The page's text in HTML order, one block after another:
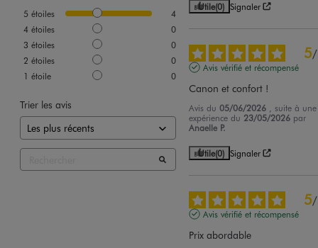
5 étoiles
4
4 étoiles
0
3 étoiles
0
2 étoiles
0
1 étoile 0
Trier les avis
Utile(0) Signaler
5/
Avis vérifié et récompensé
Canon et confort !
Avis du05/06/2026
, suite à une
expérience du 23/05/2026 par
Anaelle P.
Utile(0) Signaler
5/
Avis vérifié et récompensé
Prix abordable